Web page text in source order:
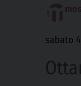
sabato